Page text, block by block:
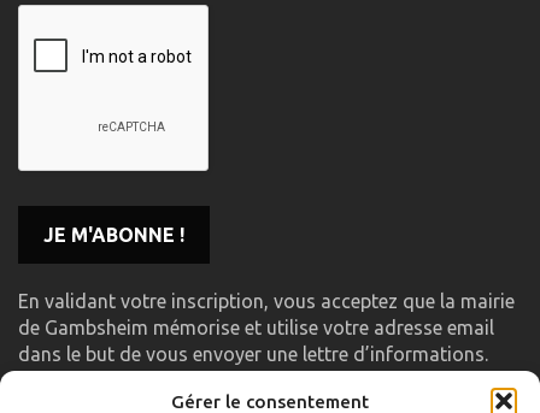
Gérer le consentement
En validant votre inscription, vous acceptez que la mairie
de Gambsheim mémorise et utilise votre adresse email
dans le but de vous envoyer une lettre d’informations.